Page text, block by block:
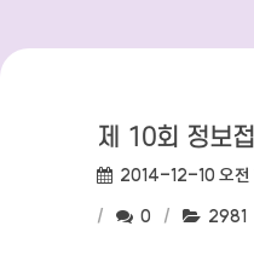
제 10회 정보
작성일:
2014-12-10 오
댓글수:
0 조회수:
2981